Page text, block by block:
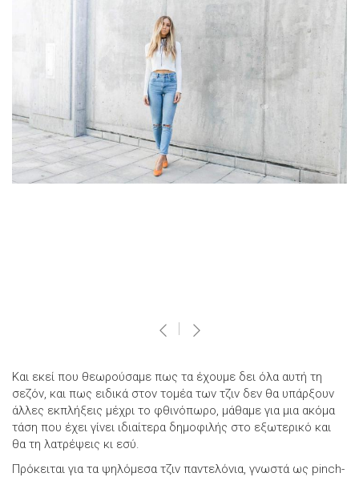
Και εκεί που θεωρούσαμε πως τα έχουμε δει όλα αυτή τη
σεζόν, και πως ειδικά στον τομέα των τζιν δεν θα υπάρξουν
άλλες εκπλήξεις μέχρι το φθινόπωρο, μάθαμε για μια ακόμα
τάση που έχει γίνει ιδιαίτερα δημοφιλής στο εξωτερικό και
θα τη λατρέψεις κι εσύ.
Πρόκειται για τα ψηλόμεσα τζιν παντελόνια, γνωστά ως pinch-